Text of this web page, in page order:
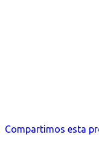
Compartimos esta